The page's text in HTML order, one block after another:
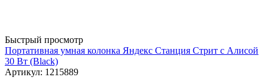
Быстрый просмотр
Портативная умная колонка Яндекс Станция Стрит с Алисой
30 Вт (Black)
Артикул: 1215889